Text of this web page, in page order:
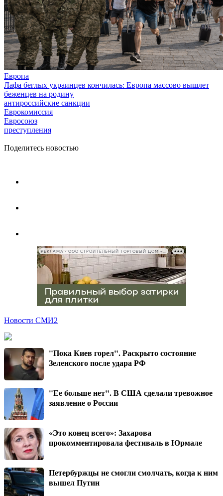
Европа
Лафа беглых украинцев кончилась: Европа массово вышлет
беженцев на родину
антироссийские санкции
Еврокомиссия
Евросоюз
преступления
Поделитесь новостью
РЕКЛАМА • ООО СТРОИТЕЛЬНЫЙ ТОРГОВЫЙ ДОМ «ПЕТРОВИЧ», ИНН 7802348846
Новости СМИ2
"Пока Киев горел". Раскрыто состояние
Зеленского после удара РФ
"Ее больше нет". В США сделали тревожное
заявление о России
«Это конец всего»: Захарова
прокомментировала фестиваль в Юрмале
Петербуржцы не смогли смолчать, когда к ним
вышел Путин